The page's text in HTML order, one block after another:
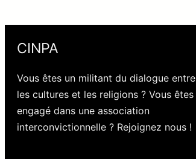
CINPA
Vous êtes un militant du dialogue entre
les cultures et les religions ? Vous êtes
engagé dans une association
interconvictionnelle ? Rejoignez nous !